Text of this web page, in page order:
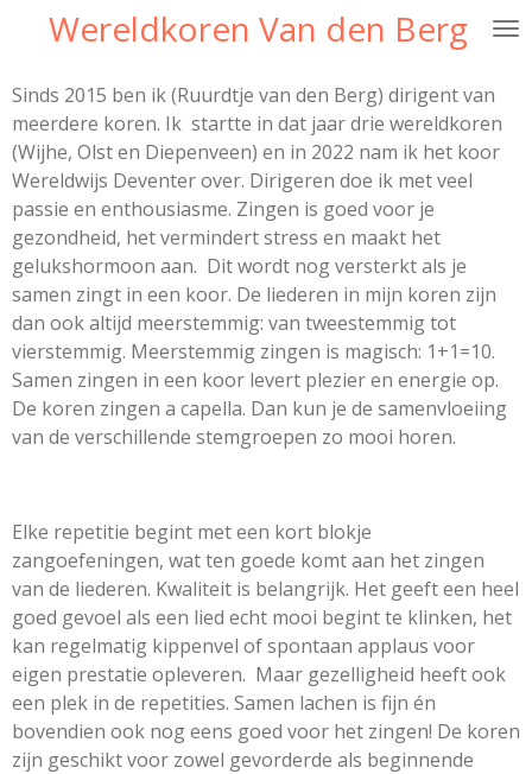
Wereldkoren Van den Berg
Sinds 2015 ben ik (Ruurdtje van den Berg) dirigent van
meerdere koren. Ik startte in dat jaar drie wereldkoren
(Wijhe, Olst en Diepenveen) en in 2022 nam ik het koor
Wereldwijs Deventer over. Dirigeren doe ik met veel
passie en enthousiasme. Zingen is goed voor je
gezondheid, het vermindert stress en maakt het
gelukshormoon aan. Dit wordt nog versterkt als je
samen zingt in een koor. De liederen in mijn koren zijn
dan ook altijd meerstemmig: van tweestemmig tot
vierstemmig. Meerstemmig zingen is magisch: 1+1=10.
Samen zingen in een koor levert plezier en energie op.
De koren zingen a capella. Dan kun je de samenvloeiing
van de verschillende stemgroepen zo mooi horen.
Elke repetitie begint met een kort blokje
zangoefeningen, wat ten goede komt aan het zingen
van de liederen. Kwaliteit is belangrijk. Het geeft een heel
goed gevoel als een lied echt mooi begint te klinken, het
kan regelmatig kippenvel of spontaan applaus voor
eigen prestatie opleveren. Maar gezelligheid heeft ook
een plek in de repetities. Samen lachen is fijn én
bovendien ook nog eens goed voor het zingen! De koren
zijn geschikt voor zowel gevorderde als beginnende